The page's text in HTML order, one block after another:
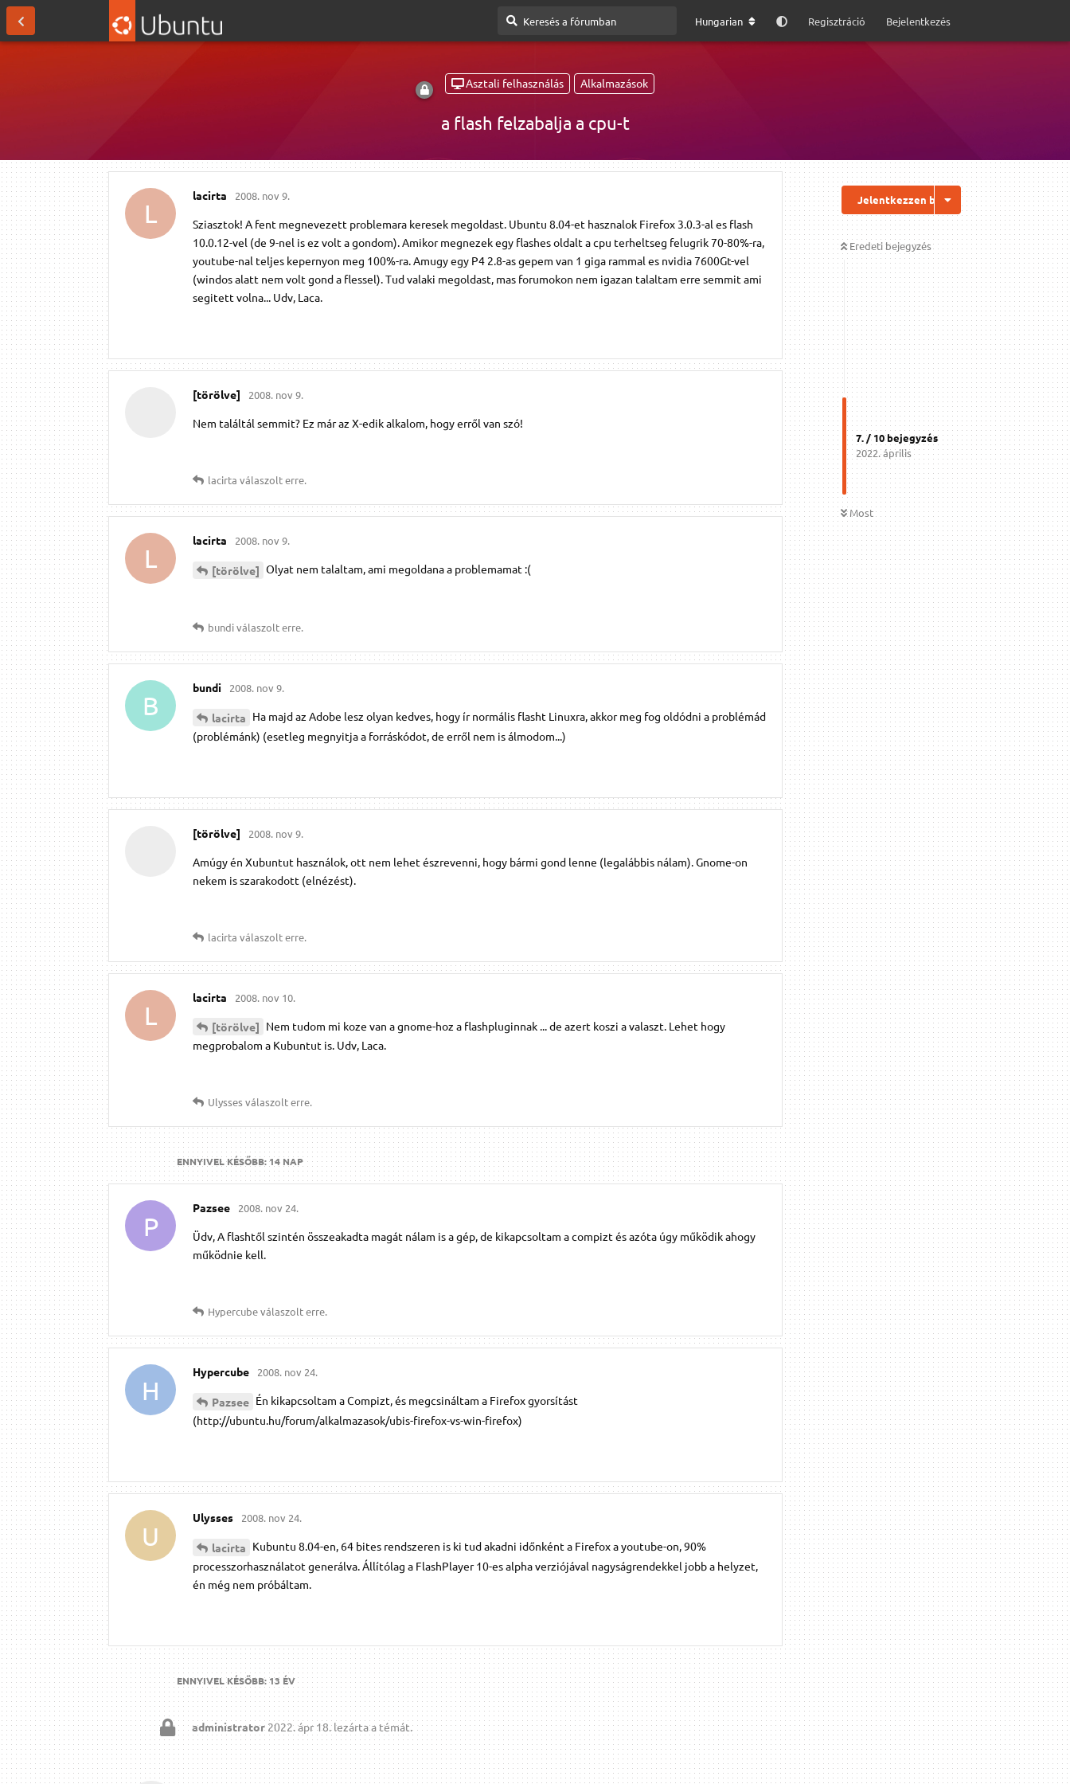
Hungarian Regisztráció Bejelentkezés
Asztali felhasználás Alkalmazások
a flash felzabalja a cpu-t
Jelentkezzen be a válaszhoz
Eredeti bejegyzés
7. /10bejegyzés
2022. április
Most
L
lacirta 2008. nov 9.
Sziasztok! A fent megnevezett problemara keresek megoldast. Ubuntu 8.04-et hasznalok Firefox 3.0.3-al es flash
10.0.12-vel (de 9-nel is ez volt a gondom). Amikor megnezek egy flashes oldalt a cpu terheltseg felugrik 70-80%-ra,
youtube-nal teljes kepernyon meg 100%-ra. Amugy egy P4 2.8-as gepem van 1 giga rammal es nvidia 7600Gt-vel
(windos alatt nem volt gond a flessel). Tud valaki megoldast, mas forumokon nem igazan talaltam erre semmit ami
segitett volna... Udv, Laca.
[törölve] 2008. nov 9.
Nem találtál semmit? Ez már az X-edik alkalom, hogy erről van szó!
lacirta válaszolt erre.
L
lacirta 2008. nov 9.
[törölve] Olyat nem talaltam, ami megoldana a problemamat :(
bundiválaszolt erre.
B
bundi 2008. nov 9.
lacirta Ha majd az Adobe lesz olyan kedves, hogy ír normális flasht Linuxra, akkor meg fog oldódni a problémád
(problémánk) (esetleg megnyitja a forráskódot, de erről nem is álmodom...)
[törölve] 2008. nov 9.
Amúgy én Xubuntut használok, ott nem lehet észrevenni, hogy bármi gond lenne (legalábbis nálam). Gnome-on
nekem is szarakodott (elnézést).
lacirta válaszolt erre.
L
lacirta 2008. nov 10.
[törölve] Nem tudom mi koze van a gnome-hoz a flashpluginnak ... de azert koszi a valaszt. Lehet hogy
megprobalom a Kubuntut is. Udv, Laca.
Ulyssesválaszolt erre.
ENNYIVEL KÉSŐBB:14 NAP
P
Pazsee 2008. nov 24.
Üdv, A flashtől szintén összeakadta magát nálam is a gép, de kikapcsoltam a compizt és azóta úgy működik ahogy
működnie kell.
Hypercubeválaszolt erre.
H
Hypercube 2008. nov 24.
Pazsee Én kikapcsoltam a Compizt, és megcsináltam a Firefox gyorsítást
(http://ubuntu.hu/forum/alkalmazasok/ubis-firefox-vs-win-firefox)
U
Ulysses 2008. nov 24.
lacirta Kubuntu 8.04-en, 64 bites rendszeren is ki tud akadni időnként a Firefox a youtube-on, 90%
processzorhasználatot generálva. Állítólag a FlashPlayer 10-es alpha verziójával nagyságrendekkel jobb a helyzet,
én még nem próbáltam.
ENNYIVEL KÉSŐBB:13 ÉV
administrator 2022. ápr 18.lezárta a témát.